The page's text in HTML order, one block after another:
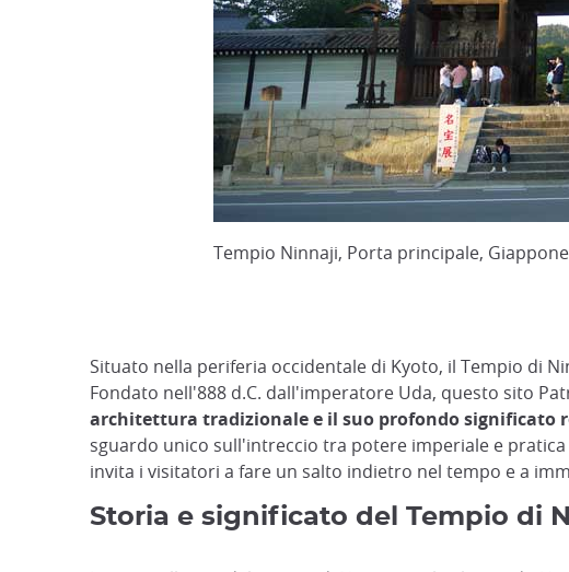
Tempio Ninnaji, Porta principale, Giappone
Situato nella periferia occidentale di Kyoto, il Tempio di
Fondato nell'888 d.C. dall'imperatore Uda, questo sito
architettura tradizionale e il suo profondo significato
sguardo unico sull'intreccio tra potere imperiale e
invita i visitatori a fare un salto indietro nel tempo e a
Storia e significato del Tempio di